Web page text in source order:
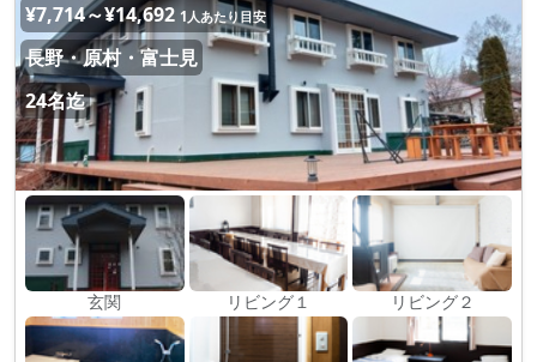
¥7,714～¥14,692 1人あたり目安
長野・原村・富士見
24名迄
玄関 リビング１ リビング２